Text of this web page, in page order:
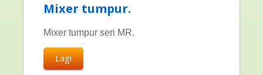
Mixer tumpur.
Mixer tumpur seri MR.
Lagi